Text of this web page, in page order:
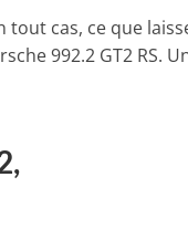
tout cas, ce que
992.2 GT2 RS.